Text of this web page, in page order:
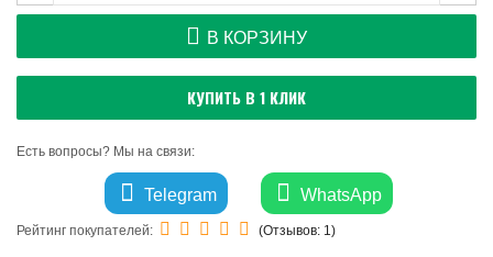
В КОРЗИНУ
КУПИТЬ В 1 КЛИК
Есть вопросы? Мы на связи:
Telegram WhatsApp
Рейтинг покупателей: (Отзывов: 1)